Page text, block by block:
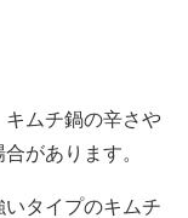
ムチ鍋の辛さや
があります。
タイプのキムチ